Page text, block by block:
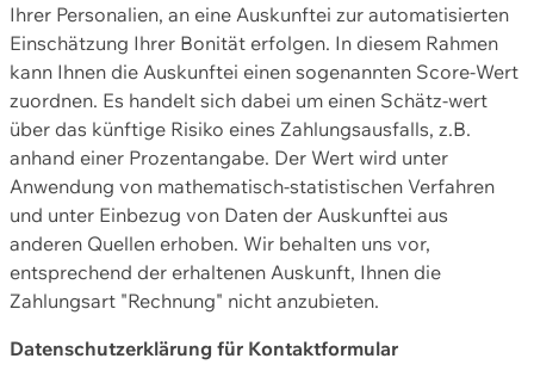
Ihrer Personalien, an eine Auskunftei zur automatisierten
Einschätzung Ihrer Bonität erfolgen. In diesem Rahmen
kann Ihnen die Auskunftei einen sogenannten Score-Wert
zuordnen. Es handelt sich dabei um einen Schätz-wert
über das künftige Risiko eines Zahlungsausfalls, z.B.
anhand einer Prozentangabe. Der Wert wird unter
Anwendung von mathematisch-statistischen Verfahren
und unter Einbezug von Daten der Auskunftei aus
anderen Quellen erhoben. Wir behalten uns vor,
entsprechend der erhaltenen Auskunft, Ihnen die
Zahlungsart "Rechnung" nicht anzubieten.
Datenschutzerklärung für Kontaktformular